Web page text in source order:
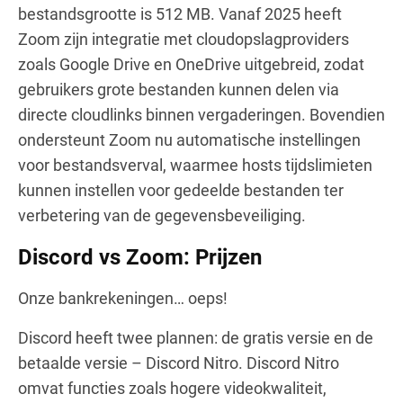
bestandsgrootte is 512 MB. Vanaf 2025 heeft
Zoom zijn integratie met cloudopslagproviders
zoals Google Drive en OneDrive uitgebreid, zodat
gebruikers grote bestanden kunnen delen via
directe cloudlinks binnen vergaderingen. Bovendien
ondersteunt Zoom nu automatische instellingen
voor bestandsverval, waarmee hosts tijdslimieten
kunnen instellen voor gedeelde bestanden ter
verbetering van de gegevensbeveiliging.
Discord vs Zoom: Prijzen
Onze bankrekeningen… oeps!
Discord heeft twee plannen: de gratis versie en de
betaalde versie – Discord Nitro. Discord Nitro
omvat functies zoals hogere videokwaliteit,